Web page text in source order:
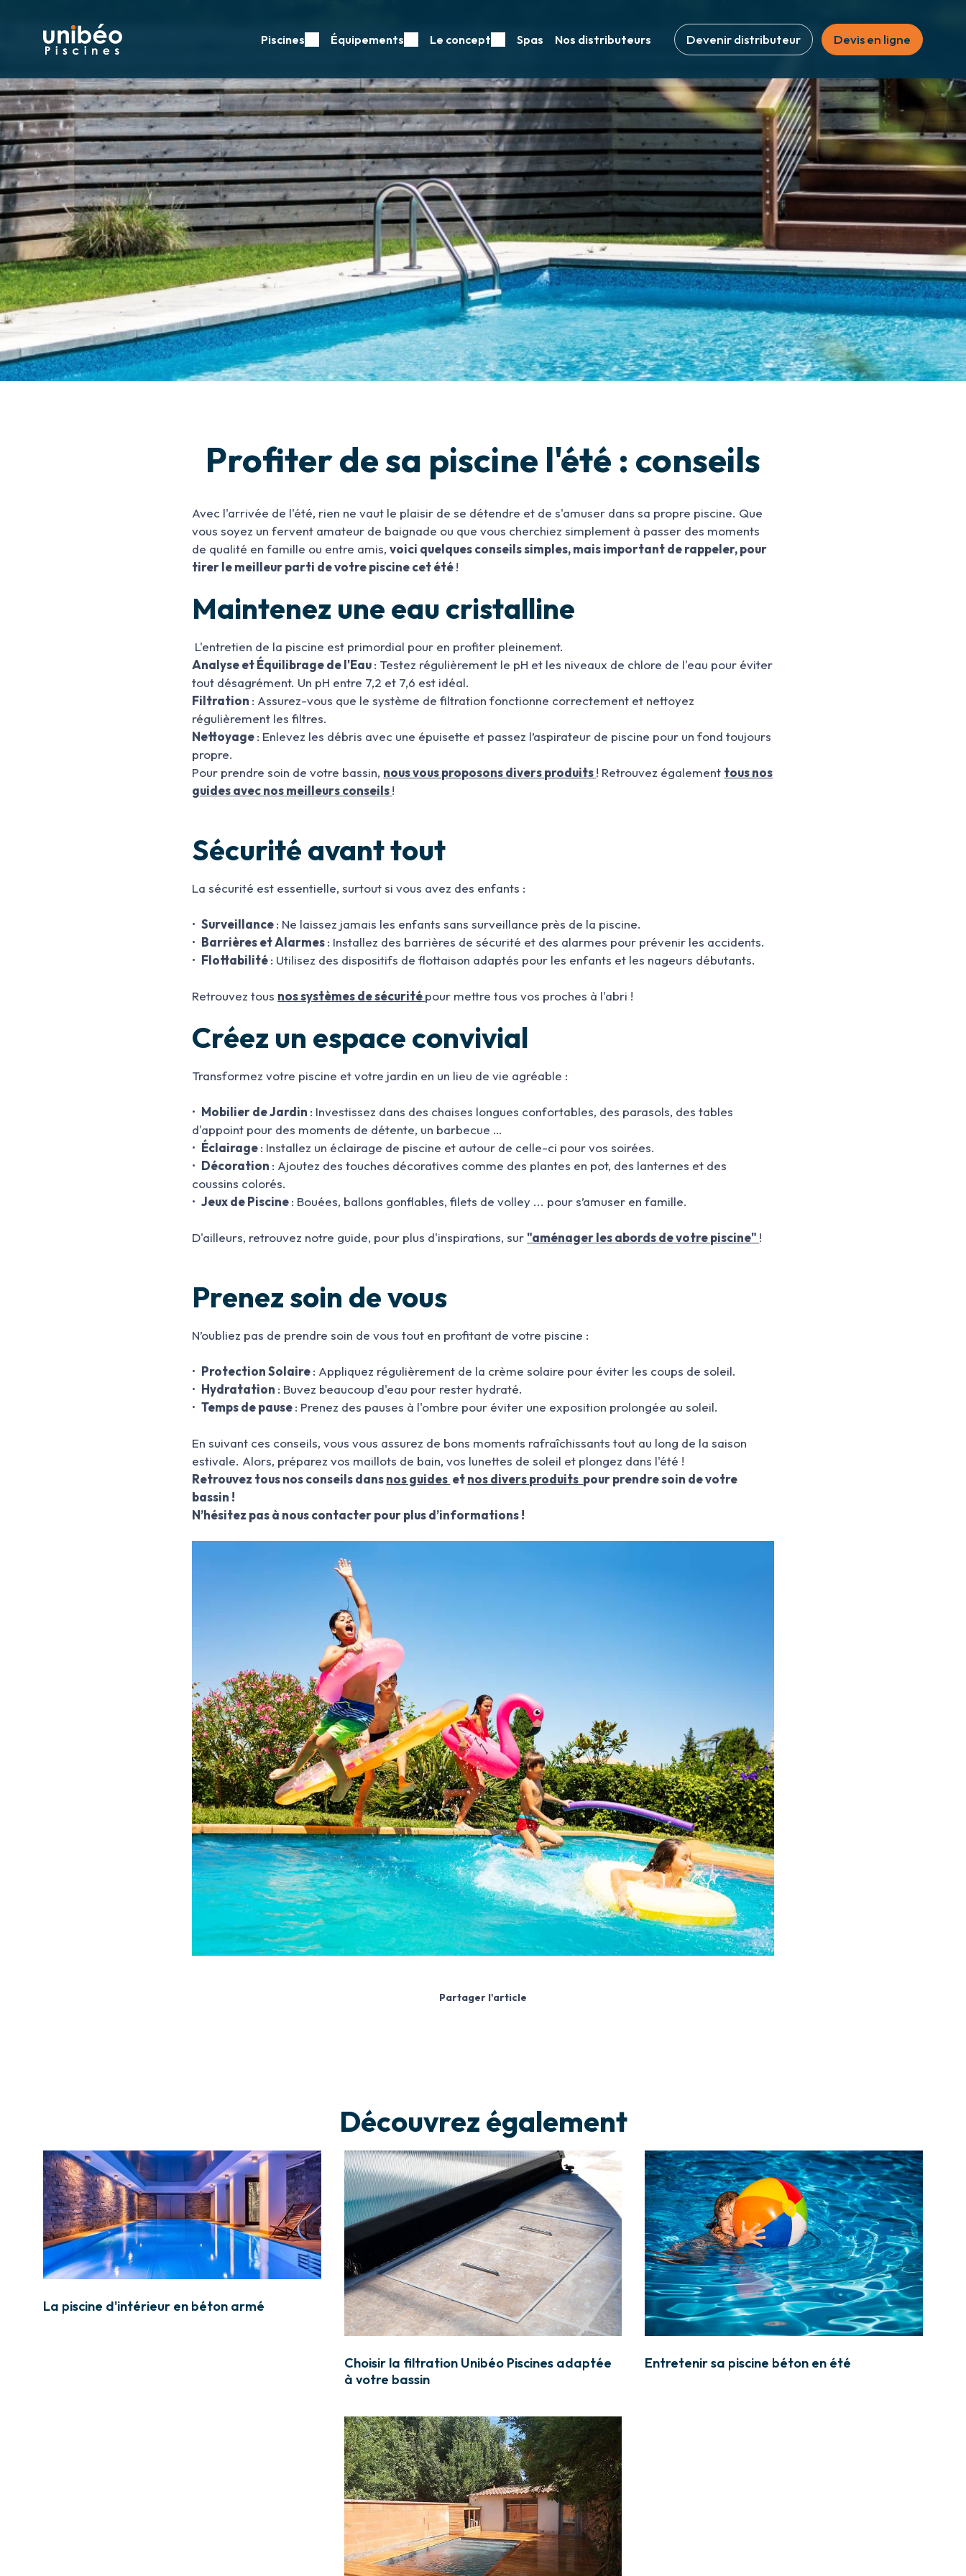
Piscines Équipements Le concept Spas Nos distributeurs Devenir distributeur Devis en ligne
Profiter de sa piscine l'été : conseils
Avec l'arrivée de l'été, rien ne vaut le plaisir de se détendre et de s'amuser dans sa propre piscine. Que
vous soyez un fervent amateur de baignade ou que vous cherchiez simplement à passer des moments
de qualité en famille ou entre amis,voici quelques conseils simples, mais important de rappeler, pour
tirer le meilleur parti de votre piscine cet été!
Maintenez une eau cristalline
L'entretien de la piscine est primordial pour en profiter pleinement.
Analyse et Équilibrage de l'Eau: Testez régulièrement le pH et les niveaux de chlore de l'eau pour éviter
tout désagrément. Un pH entre 7,2 et 7,6 est idéal.
Filtration : Assurez-vous que le système de filtration fonctionne correctement et nettoyez
régulièrement les filtres.
Nettoyage: Enlevez les débris avec une épuisette et passez l’aspirateur de piscine pour un fond toujours
propre.
Pour prendre soin de votre bassin, nous vous proposons divers produits! Retrouvez également tous nos
guides avec nos meilleurs conseils!
Sécurité avant tout
La sécurité est essentielle, surtout si vous avez des enfants :
•Surveillance: Ne laissez jamais les enfants sans surveillance près de la piscine.
• Barrières et Alarmes: Installez des barrières de sécurité et des alarmes pour prévenir les accidents.
• Flottabilité: Utilisez des dispositifs de flottaison adaptés pour les enfants et les nageurs débutants.
Retrouvez tous nos systèmes de sécuritépour mettre tous vos proches à l'abri !
Créez un espace convivial
Transformez votre piscine et votre jardin en un lieu de vie agréable :
• Mobilier de Jardin : Investissez dans des chaises longues confortables, des parasols, des tables
d'appoint pour des moments de détente, un barbecue …
• Éclairage: Installez un éclairage de piscine et autour de celle-ci pour vos soirées.
• Décoration : Ajoutez des touches décoratives comme des plantes en pot, des lanternes et des
coussins colorés.
•Jeux de Piscine: Bouées, ballons gonflables, filets de volley ... pour s’amuser en famille.
D'ailleurs, retrouvez notre guide, pour plus d'inspirations, sur "aménager les abords de votre piscine" !
Prenez soin de vous
N’oubliez pas de prendre soin de vous tout en profitant de votre piscine :
• Protection Solaire: Appliquez régulièrement de la crème solaire pour éviter les coups de soleil.
• Hydratation : Buvez beaucoup d'eau pour rester hydraté.
•Temps de pause: Prenez des pauses à l'ombre pour éviter une exposition prolongée au soleil.
En suivant ces conseils, vous vous assurez de bons moments rafraîchissants tout au long de la saison
estivale. Alors, préparez vos maillots de bain, vos lunettes de soleil et plongez dans l'été !
Retrouvez tous nos conseils dansnos guides etnos divers produits pour prendre soin de votre
bassin !
N’hésitez pas à nous contacter pour plus d’informations !
Partager l'article
Découvrez également
La piscine d'intérieur en béton armé
Choisir la filtration Unibéo Piscines adaptée
à votre bassin
Entretenir sa piscine béton en été